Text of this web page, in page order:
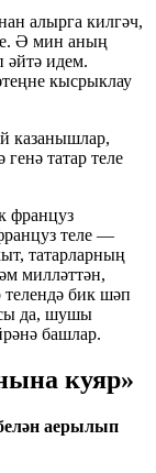
алырга килгәч,
Ә мин аның
әйтә идем.
кысрыклау
казанышлар,
татар теле
француз
теле —
татарларның
милләттән,
бик шәп
да, шушы
башлар.
куяр»
аерылып